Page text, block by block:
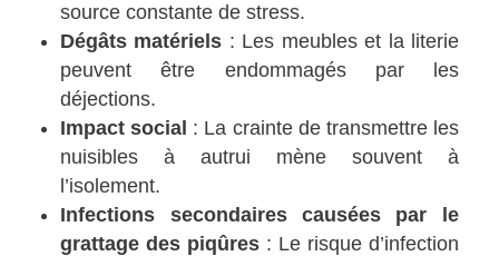
source constante de stress.
Dégâts matériels : Les meubles et la literie
peuvent être endommagés par les
déjections.
Impact social : La crainte de transmettre les
nuisibles à autrui mène souvent à
l’isolement.
Infections secondaires causées par le
grattage des piqûres : Le risque d’infection